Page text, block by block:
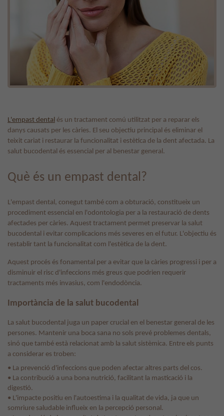
L'empast dental és un tractament comú utilitzat per a reparar els
danys causats per les càries. El seu objectiu principal és eliminar el
teixit cariat i restaurar la funcionalitat i estètica de la dent afectada. La
salut bucodental és essencial per al benestar general.
Què és un empast dental?
L'empast dental, conegut també com a obturació, constitueix un
procediment essencial en l'odontologia per a la restauració de dents
afectades per càries. Aquest tractament permet preservar la salut
bucodental i evitar complicacions més severes en el futur. L'objectiu és
restablir tant la funcionalitat com l'estètica de la dent.
Aquest procés és fonamental per a evitar que la càries progressi i per a
disminuir el risc d'infeccions més greus que podrien requerir
tractaments més invasius, com l'endodòncia.
Importància de la salut bucodental
La salut bucodental juga un paper crucial en el benestar general de les
persones. Mantenir una boca sana no sols prevé problemes dentals,
sinó que també està relacionat amb la salut sistèmica. Entre els punts
a considerar es troben:
• La prevenció d'infeccions que poden afectar altres parts del cos.
• La contribució a una bona nutrició, facilitant la masticació i la
digestió.
• L'impacte positiu en l'autoestima i la qualitat de vida, ja que un
somriure saludable influeix en la percepció personal.